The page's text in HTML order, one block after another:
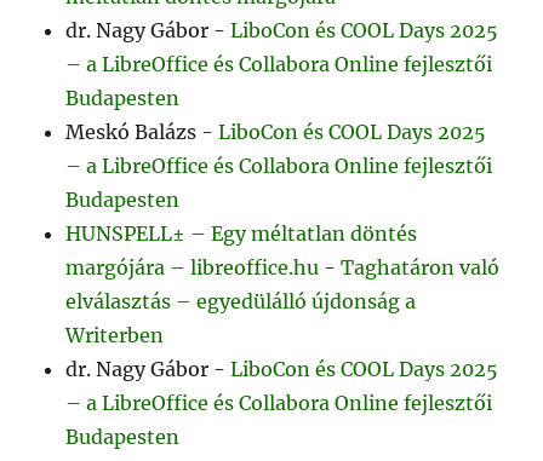
dr. Nagy Gábor -LiboCon és COOL Days 2025
– a LibreOffice és Collabora Online fejlesztői
Budapesten
Meskó Balázs -LiboCon és COOL Days 2025
– a LibreOffice és Collabora Online fejlesztői
Budapesten
HUNSPELL± – Egy méltatlan döntés
margójára – libreoffice.hu -Taghatáron való
elválasztás – egyedülálló újdonság a
Writerben
dr. Nagy Gábor -LiboCon és COOL Days 2025
– a LibreOffice és Collabora Online fejlesztői
Budapesten